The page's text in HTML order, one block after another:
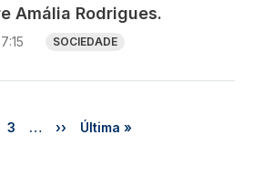
Amália Rodrigues.
SOCIEDADE
Página
3 … Próxima página
›› Última página
Última »